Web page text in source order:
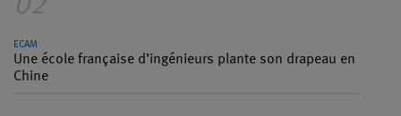
02
ECAM
Une école française d’ingénieurs plante son drapeau en
Chine